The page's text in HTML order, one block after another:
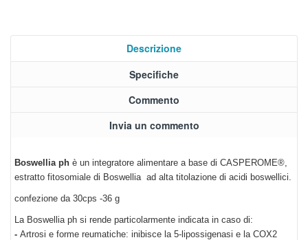
Descrizione
Specifiche
Commento
Invia un commento
Boswellia ph è un integratore alimentare a base di CASPEROME®,
estratto fitosomiale di Boswellia ad alta titolazione di acidi boswellici.
confezione da 30cps -36 g
La Boswellia ph si rende particolarmente indicata in caso di:
- Artrosi e forme reumatiche: inibisce la 5-lipossigenasi e la COX2